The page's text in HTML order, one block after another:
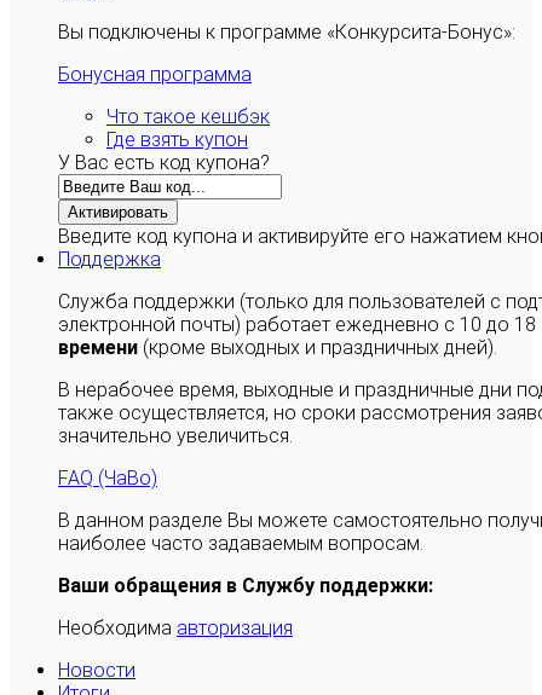
Вы подключены к программе «Конкурсита-Бонус»:
Бонусная программа
Что такое кешбэк
Где взять купон
У Вас есть код купона?
Активировать
Введите код купона и активируйте его нажатием
Поддержка
Служба поддержки (только для пользователей с
электронной почты) работает ежедневно с 10 до
времени (кроме выходных и праздничных дней).
В нерабочее время, выходные и праздничные дни
также осуществляется, но сроки рассмотрения
значительно увеличиться.
FAQ (ЧаВо)
В данном разделе Вы можете самостоятельно
наиболее часто задаваемым вопросам.
Ваши обращения в Службу поддержки:
Необходима авторизация
Новости